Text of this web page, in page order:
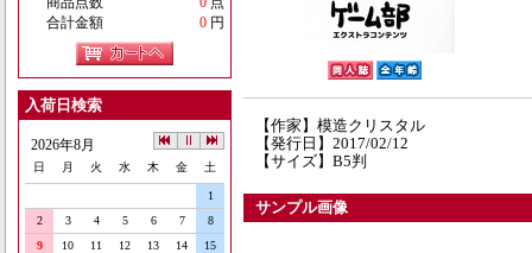
合計金額
0 円
入荷日検索
2026年8月
日 月 火 水 木 金 土
1
2
3 4 5 6 7
8
9
10 11 12 13 14
15
【作家】模造クリスタル
【発行日】2017/02/12
【サイズ】B5判
サンプル画像